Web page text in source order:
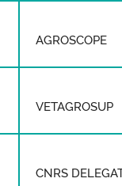
AGROSCOPE
VETAGROSUP
CNRS